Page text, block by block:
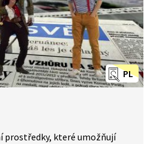
PL
prostředky, které umožňují